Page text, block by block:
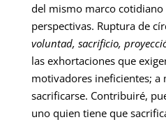
del mismo marco
perspectivas. Ruptura de
voluntad, sacrificio,
las exhortaciones que
motivadores ineficientes; a
sacrificarse. Contribuiré,
uno quien tiene que